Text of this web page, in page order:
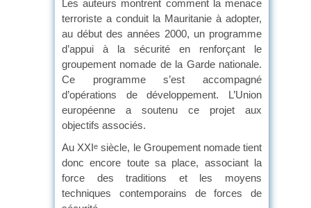
Les auteurs montrent comment la menace
terroriste a conduit la Mauritanie à adopter,
au début des années 2000, un programme
d’appui à la sécurité en renforçant le
groupement nomade de la Garde nationale.
Ce programme s’est accompagné
d’opérations de développement. L’Union
européenne a soutenu ce projet aux
objectifs associés.
Au XXIe siècle, le Groupement nomade tient
donc encore toute sa place, associant la
force des traditions et les moyens
techniques contemporains de forces de